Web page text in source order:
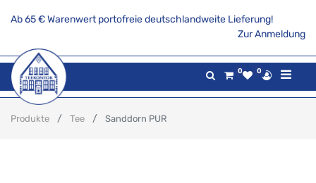
Ab 65 € Warenwert portofreie deutschlandweite Lieferung!
Zur Anmeldung
0 0
Produkte Tee Sanddorn PUR